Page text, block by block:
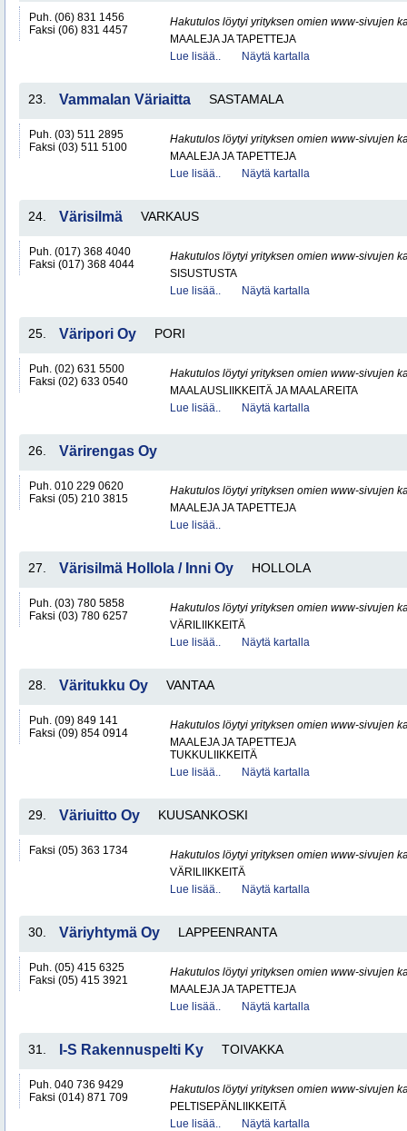
Puh. (06) 831 1456
Faksi (06) 831 4457
Hakutulos löytyi yrityksen omien www-sivujen
MAALEJA JA TAPETTEJA
Lue lisää..
Näytä kartalla
23. Vammalan Väriaitta SASTAMALA
Puh. (03) 511 2895
Faksi (03) 511 5100
Hakutulos löytyi yrityksen omien www-sivujen
MAALEJA JA TAPETTEJA
Lue lisää..
Näytä kartalla
24. Värisilmä VARKAUS
Puh. (017) 368 4040
Faksi (017) 368 4044
Hakutulos löytyi yrityksen omien www-sivujen
SISUSTUSTA
Lue lisää..
Näytä kartalla
25. Väripori Oy PORI
Puh. (02) 631 5500
Faksi (02) 633 0540
Hakutulos löytyi yrityksen omien www-sivujen
MAALAUSLIIKKEITÄ JA MAALAREITA
Lue lisää..
Näytä kartalla
26. Värirengas Oy
Puh. 010 229 0620
Faksi (05) 210 3815
Hakutulos löytyi yrityksen omien www-sivujen
MAALEJA JA TAPETTEJA
Lue lisää..
27. Värisilmä Hollola / Inni Oy HOLLOLA
Puh. (03) 780 5858
Faksi (03) 780 6257
Hakutulos löytyi yrityksen omien www-sivujen
VÄRILIIKKEITÄ
Lue lisää..
Näytä kartalla
28. Väritukku Oy VANTAA
Puh. (09) 849 141
Faksi (09) 854 0914
Hakutulos löytyi yrityksen omien www-sivujen
MAALEJA JA TAPETTEJA
TUKKULIIKKEITÄ
Lue lisää..
Näytä kartalla
29. Väriuitto Oy KUUSANKOSKI
Faksi (05) 363 1734
Hakutulos löytyi yrityksen omien www-sivujen
VÄRILIIKKEITÄ
Lue lisää..
Näytä kartalla
30. Väriyhtymä Oy LAPPEENRANTA
Puh. (05) 415 6325
Faksi (05) 415 3921
Hakutulos löytyi yrityksen omien www-sivujen
MAALEJA JA TAPETTEJA
Lue lisää..
Näytä kartalla
31. I-S Rakennuspelti Ky TOIVAKKA
Puh. 040 736 9429
Faksi (014) 871 709
Hakutulos löytyi yrityksen omien www-sivujen
PELTISEPÄNLIIKKEITÄ
Lue lisää..
Näytä kartalla